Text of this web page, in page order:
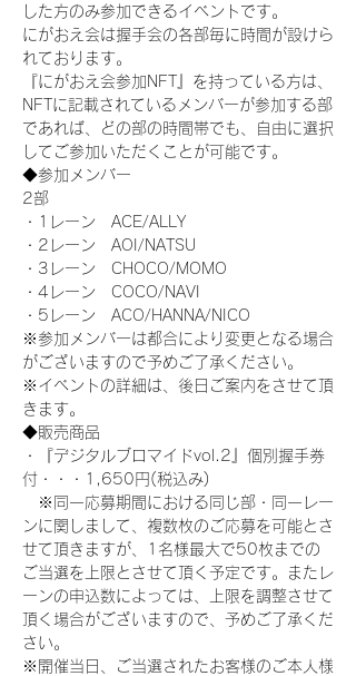
した方のみ参加できるイベントです。
にがおえ会は握手会の各部毎に時間が設けら
れております。
『にがおえ会参加NFT』を持っている方は、
NFTに記載されているメンバーが参加する部
であれば、どの部の時間帯でも、自由に選択
してご参加いただくことが可能です。
◆参加メンバー
2部
・1レーン　ACE/ALLY
・2レーン　AOI/NATSU
・3レーン　CHOCO/MOMO
・4レーン　COCO/NAVI
・5レーン　ACO/HANNA/NICO
※参加メンバーは都合により変更となる場合
がございますので予めご了承ください。
※イベントの詳細は、後日ご案内をさせて頂
きます。
◆販売商品
・『デジタルブロマイドvol.2』個別握手券
付・・・1,650円(税込み)
※同一応募期間における同じ部・同一レー
ンに関しまして、複数枚のご応募を可能とさ
せて頂きますが、1名様最大で50枚までの
ご当選を上限とさせて頂く予定です。またレ
ーンの申込数によっては、上限を調整させて
頂く場合がございますので、予めご了承くだ
さい。
※開催当日、ご当選されたお客様のご本人様